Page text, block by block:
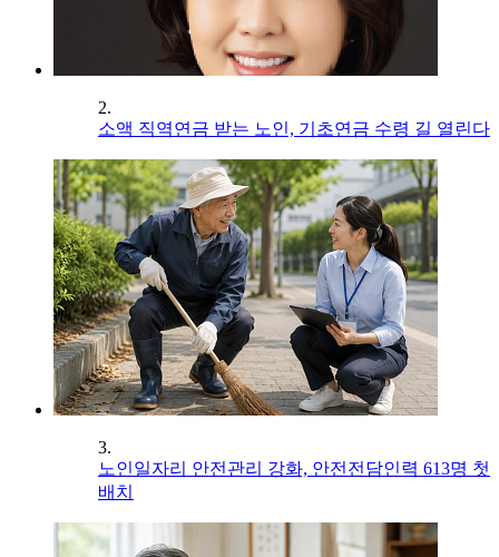
2.
소액 직역연금 받는 노인, 기초연금 수령 길 열린다
3.
노인일자리 안전관리 강화, 안전전담인력 613명 첫
배치